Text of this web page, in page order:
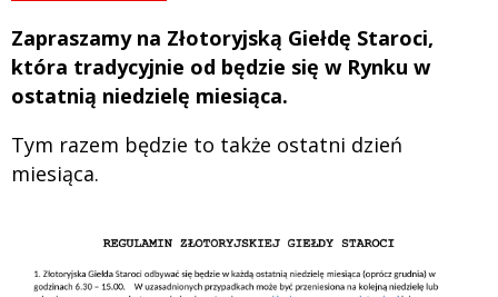
Zapraszamy na Złotoryjską Giełdę Staroci,
która tradycyjnie od będzie się w Rynku w
ostatnią niedzielę miesiąca.
Tym razem będzie to także ostatni dzień
miesiąca.